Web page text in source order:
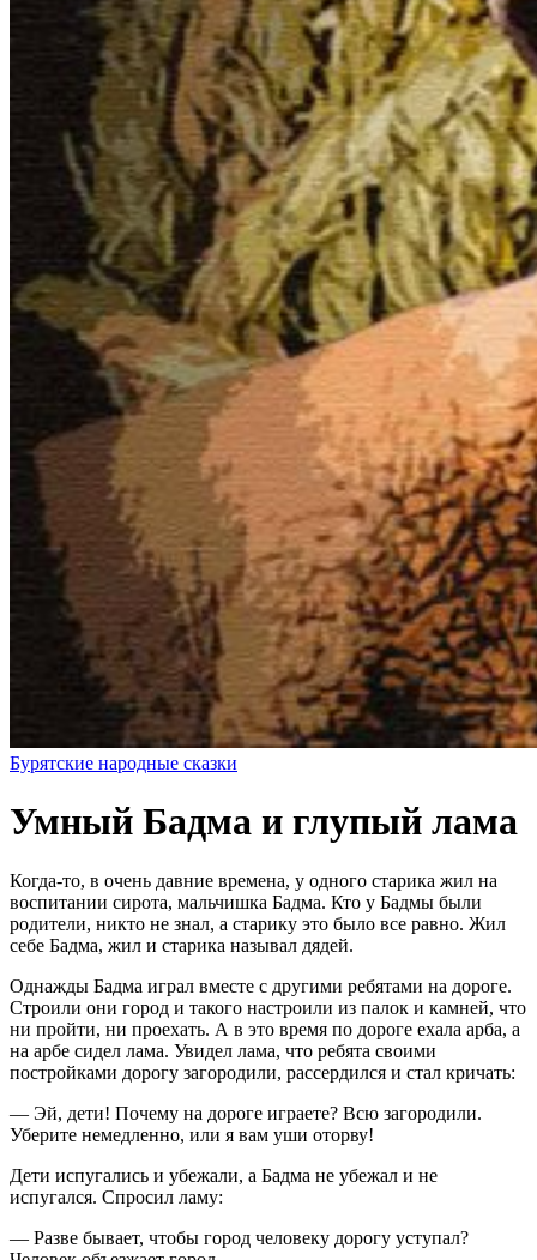
Бурятские народные сказки
Умный Бадма и глупый лама
Когда-то, в очень давние времена, у одного старика жил на
воспитании сирота, мальчишка Бадма. Кто у Бадмы были
родители, никто не знал, а старику это было все равно. Жил
себе Бадма, жил и старика называл дядей.
Однажды Бадма играл вместе с другими ребятами на дороге.
Строили они город и такого настроили из палок и камней, что
ни пройти, ни проехать. А в это время по дороге ехала арба, а
на арбе сидел лама. Увидел лама, что ребята своими
постройками дорогу загородили, рассердился и стал кричать:
— Эй, дети! Почему на дороге играете? Всю загородили.
Уберите немедленно, или я вам уши оторву!
Дети испугались и убежали, а Бадма не убежал и не
испугался. Спросил ламу:
— Разве бывает, чтобы город человеку дорогу уступал?